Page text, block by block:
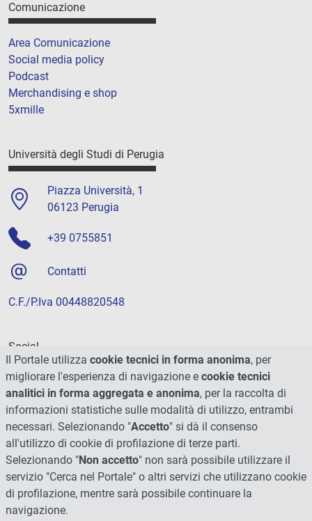
Comunicazione
Area Comunicazione
Social media policy
Podcast
Merchandising e shop
5xmille
Università degli Studi di Perugia
Piazza Università, 1
06123 Perugia
+39 0755851
Contatti
C.F./P.Iva 00448820548
Social
Il Portale utilizza cookie tecnici in forma anonima, per
migliorare l'esperienza di navigazione e cookie tecnici
analitici in forma aggregata e anonima, per la raccolta di
informazioni statistiche sulle modalità di utilizzo, entrambi
necessari. Selezionando "Accetto" si dà il consenso
all'utilizzo di cookie di profilazione di terze parti.
Selezionando "Non accetto" non sarà possibile utilizzare il
servizio "Cerca nel Portale" o altri servizi che utilizzano cookie
di profilazione, mentre sarà possibile continuare la
navigazione.